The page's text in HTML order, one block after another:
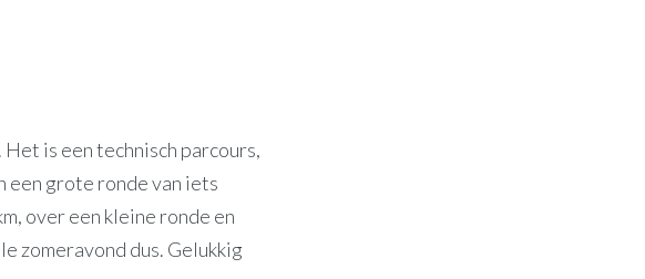
Het is een technisch parcours,
een grote ronde van iets
over een kleine ronde en
zomeravond dus. Gelukkig